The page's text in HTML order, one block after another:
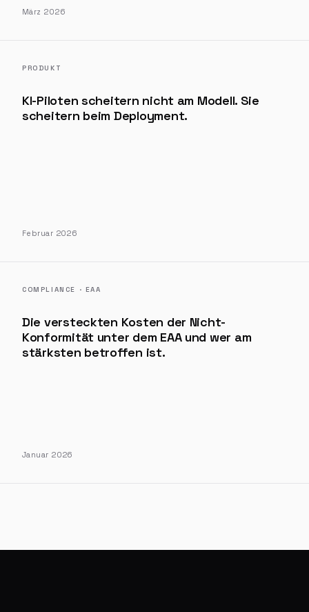
März 2026
PRODUKT
KI-Piloten scheitern nicht am Modell. Sie
scheitern beim Deployment.
Februar 2026
COMPLIANCE · EAA
Die versteckten Kosten der Nicht-
Konformität unter dem EAA und wer am
stärksten betroffen ist.
Januar 2026